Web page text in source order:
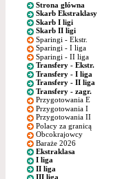
Strona główna
Skarb Ekstraklasy
Skarb I ligi
Skarb II ligi
Sparingi - Ekstr.
Sparingi - I liga
Sparingi - II liga
Transfery - Ekstr.
Transfery - I liga
Transfery - II liga
Transfery - zagr.
Przygotowania E
Przygotowania I
Przygotowania II
Polacy za granicą
Obcokrajowcy
Baraże 2026
Ekstraklasa
I liga
II liga
III liga